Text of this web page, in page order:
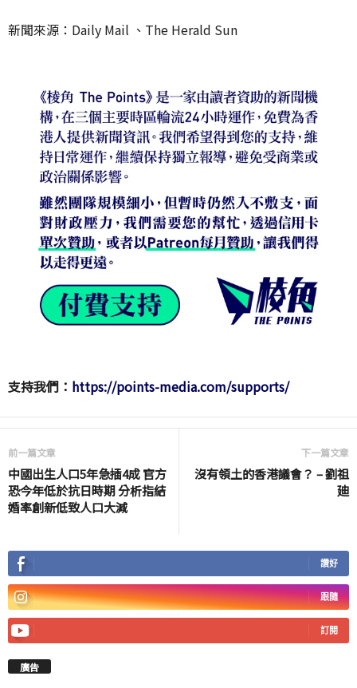
新聞來源：Daily Mail 、The Herald Sun
支持我們： https://points-media.com/supports/
前一篇文章
中國出生人口5年急插4成 官方
恐今年低於抗日時期 分析指結
婚率創新低致人口大減
下一篇文章
沒有領土的香港議會？ – 劉祖
廸
讚好
跟隨
訂閱
廣告